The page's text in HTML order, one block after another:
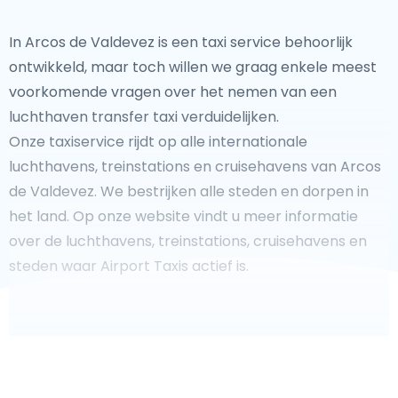
In Arcos de Valdevez is een taxi service behoorlijk
ontwikkeld, maar toch willen we graag enkele meest
voorkomende vragen over het nemen van een
luchthaven transfer taxi verduidelijken.
Onze taxiservice rijdt op alle internationale
luchthavens, treinstations en cruisehavens van Arcos
de Valdevez. We bestrijken alle steden en dorpen in
het land. Op onze website vindt u meer informatie
over de luchthavens, treinstations, cruisehavens en
steden waar Airport Taxis actief is.